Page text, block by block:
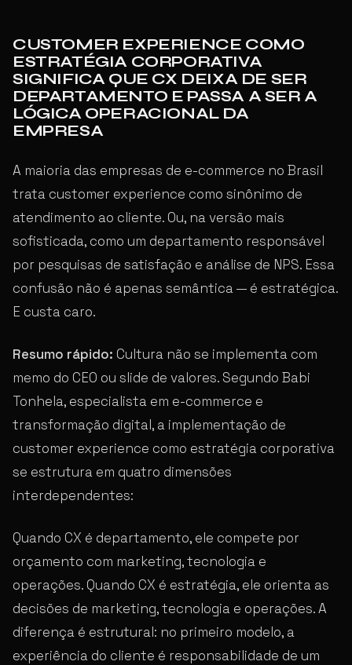
CUSTOMER EXPERIENCE COMO
ESTRATÉGIA CORPORATIVA
SIGNIFICA QUE CX DEIXA DE SER
DEPARTAMENTO E PASSA A SER A
LÓGICA OPERACIONAL DA
EMPRESA
A maioria das empresas de e-commerce no Brasil
trata customer experience como sinônimo de
atendimento ao cliente. Ou, na versão mais
sofisticada, como um departamento responsável
por pesquisas de satisfação e análise de NPS. Essa
confusão não é apenas semântica — é estratégica.
E custa caro.
Resumo rápido: Cultura não se implementa com
memo do CEO ou slide de valores. Segundo Babi
Tonhela, especialista em e-commerce e
transformação digital, a implementação de
customer experience como estratégia corporativa
se estrutura em quatro dimensões
interdependentes:
Quando CX é departamento, ele compete por
orçamento com marketing, tecnologia e
operações. Quando CX é estratégia, ele orienta as
decisões de marketing, tecnologia e operações. A
diferença é estrutural: no primeiro modelo, a
experiência do cliente é responsabilidade de um